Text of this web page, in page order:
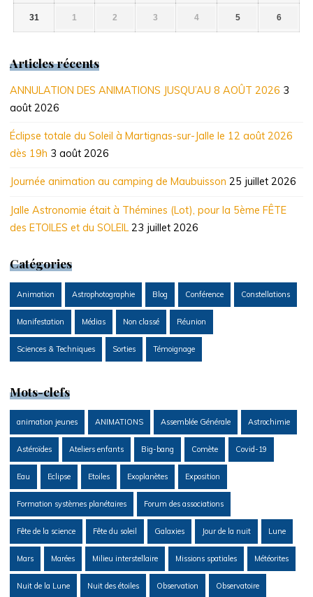
août
août
août
août
août
août
août
31
août
1
septembre
2
septembre
3
septembre
4
septembre
5
septembre
6
Articles récents
ANNULATION DES ANIMATIONS JUSQU’AU 8 AOÛT 2026 3
août 2026
Éclipse totale du Soleil à Martignas-sur-Jalle le 12 août 2026
dès 19h 3 août 2026
Journée animation au camping de Maubuisson 25 juillet 2026
Jalle Astronomie était à Thémines (Lot), pour la 5ème FÊTE
des ETOILES et du SOLEIL 23 juillet 2026
Catégories
Animation Astrophotographie Blog Conférence Constellations
Manifestation Médias Non classé Réunion
Sciences & Techniques Sorties Témoignage
Mots-clefs
animation jeunes ANIMATIONS Assemblée Générale Astrochimie
Astéroïdes Ateliers enfants Big-bang Comète Covid-19
Eau Eclipse Etoiles Exoplanètes Exposition
Formation systèmes planétaires Forum des associations
Fête de la science Fête du soleil Galaxies Jour de la nuit Lune
Mars Marées Milieu interstellaire Missions spatiales Météorites
Nuit de la Lune Nuit des étoiles Observation Observatoire